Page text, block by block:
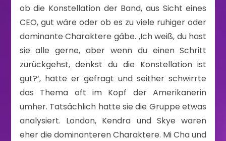
ob die Konstellation der Band, aus Sicht eines
CEO, gut wäre oder ob es zu viele ruhiger oder
dominante Charaktere gäbe. ‚Ich weiß, du hast
sie alle gerne, aber wenn du einen Schritt
zurückgehst, denkst du die Konstellation ist
gut?‘, hatte er gefragt und seither schwirrte
das Thema oft im Kopf der Amerikanerin
umher. Tatsächlich hatte sie die Gruppe etwas
analysiert. London, Kendra und Skye waren
eher die dominanteren Charaktere. Mi Cha und